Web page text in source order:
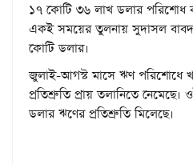
১৭ কোটি ৩৬ লাখ ডলার পরিশোধ
একই সময়ের তুলনায় সুদাসল
কোটি ডলার।
জুলাই-আগস্ট মাসে ঋণ পরিশোধে
প্রতিশ্রুতি প্রায় তলানিতে
ডলার ঋণের প্রতিশ্রুতি মিলেছে।